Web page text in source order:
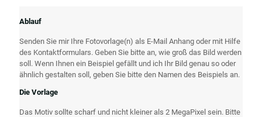
Ablauf
Senden Sie mir Ihre Fotovorlage(n) als E-Mail Anhang oder mit Hilfe
des Kontaktformulars. Geben Sie bitte an, wie groß das Bild werden
soll. Wenn Ihnen ein Beispiel gefällt und ich Ihr Bild genau so oder
ähnlich gestalten soll, geben Sie bitte den Namen des Beispiels an.
Die Vorlage
Das Motiv sollte scharf und nicht kleiner als 2 MegaPixel sein. Bitte